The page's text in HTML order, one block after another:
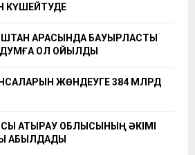
КҮШЕЙТУДЕ
АРАСЫНДА БАУЫРЛАСТЫҚ
ҚОЛ ҚОЙЫЛДЫ
ЖӨНДЕУГЕ 384 МЛРД
АТЫРАУ ОБЛЫСЫНЫҢ ӘКІМІ
ҚАБЫЛДАДЫ